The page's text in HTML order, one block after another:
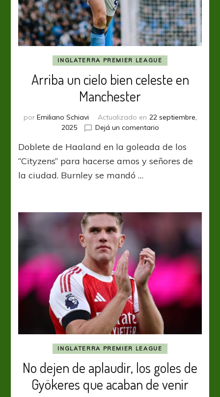
INGLATERRA PREMIER LEAGUE
Arriba un cielo bien celeste en
Manchester
por Emiliano Schiavi Actualizado en 22 septiembre,
2025
Dejá un comentarioen
un
cielo
Doblete de Haaland en la goleada de los
“Cityzens” para hacerse amos y señores de
la ciudad. Burnley se mandó …
INGLATERRA PREMIER LEAGUE
No dejen de aplaudir, los goles de
Gyökeres que acaban de venir